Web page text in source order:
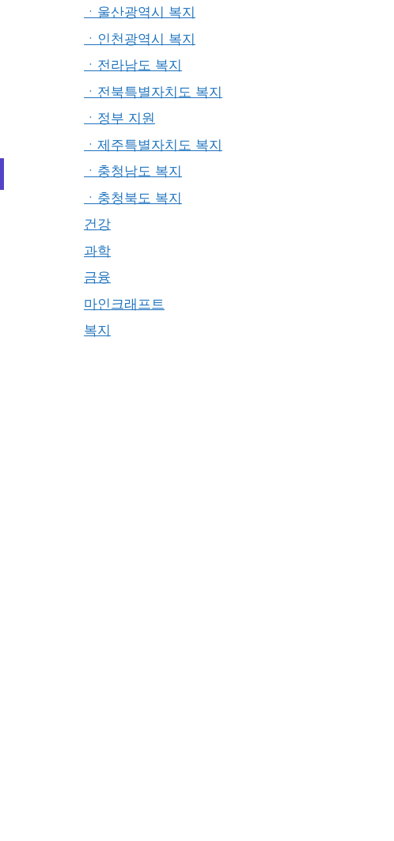
ㆍ울산광역시 복지
ㆍ인천광역시 복지
ㆍ전라남도 복지
ㆍ전북특별자치도 복지
ㆍ정부 지원
ㆍ제주특별자치도 복지
ㆍ충청남도 복지
ㆍ충청북도 복지
건강
과학
금융
마인크래프트
복지